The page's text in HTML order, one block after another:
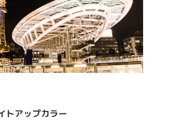
トアップカラー